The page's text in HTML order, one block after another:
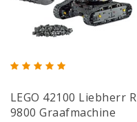
LEGO 42100 Liebherr R
9800 Graafmachine